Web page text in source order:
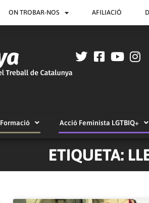
ON TROBAR-NOS AFILIACIÓ
Formació Acció Feminista LGTBIQ+
ETIQUETA: